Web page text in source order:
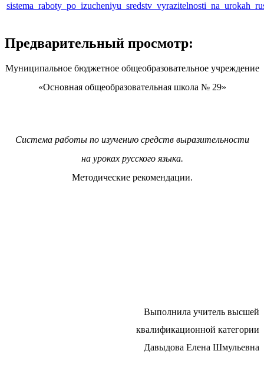
Предварительный просмотр:
Муниципальное бюджетное общеобразовательное учреждение
«Основная общеобразовательная школа № 29»
Система работы по изучению средств выразительности
на уроках русского языка.
Методические рекомендации.
Выполнила учитель высшей
квалификационной категории
Давыдова Елена Шмульевна